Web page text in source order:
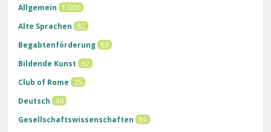
Allgemein
1.009
Alte Sprachen
82
Begabtenförderung 89
Bildende Kunst
62
Club of Rome
25
Deutsch
44
Gesellschaftswissenschaften
89